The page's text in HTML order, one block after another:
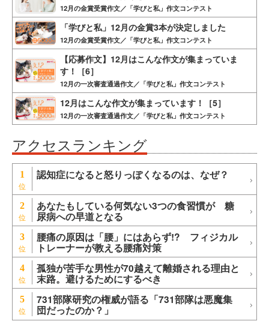
12月の金賞受賞作文／「学びと私」作文コンテスト
「学びと私」12月の金賞3本が決定しました
12月の金賞受賞作文／「学びと私」作文コンテスト
【応募作文】12月はこんな作文が集まっていま
す！［6］
12月の一次審査通過作文／「学びと私」作文コンテスト
12月はこんな作文が集まっています！［5］
12月の一次審査通過作文／「学びと私」作文コンテスト
アクセスランキング
1 認知症になると怒りっぽくなるのは、なぜ？
2 あなたもしている何気ない3つの食習慣が 糖
尿病への早道となる
3 腰痛の原因は「腰」にはあらず!? フィジカル
トレーナーが教える腰痛対策
4 孤独が苦手な男性が70越えて離婚される理由と
末路。避けるためにするべき
5 731部隊研究の権威が語る「731部隊は悪魔集
団だったのか？」